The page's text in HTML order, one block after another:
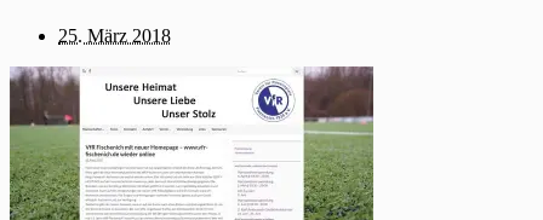
25. März 2018